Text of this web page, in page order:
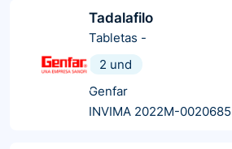
Tadalafilo
Tabletas -
2 und
Genfar
INVIMA 2022M-0020685